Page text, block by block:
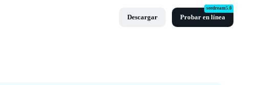
Descargar Probar en línea
seedream5.0